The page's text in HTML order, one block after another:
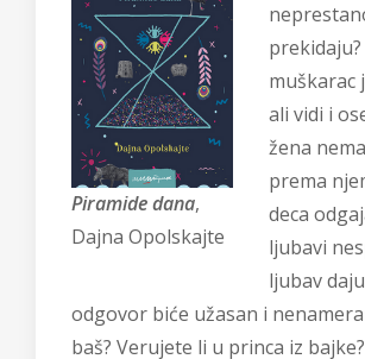
Piramide dana,
Dajna Opolskajte
prekidaju?
muškarac
ali vidi i
žena
prema
deca
ljubavi
ljubav
odgovor biće užasan i
baš? Verujete li u princa iz